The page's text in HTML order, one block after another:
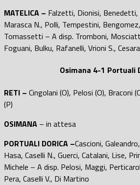
MATELICA – Falzetti, Dionisi, Benedetti,
Marasca N., Polli, Tempestini,
Tomassetti – A disp. Tromboni,
Foguani, Bulku, Rafanelli, Vrioni S.,
Osimana 4-1 Portuali
RETI – Cingolani (O), Pelosi (O), Braconi
(P)
OSIMANA – in attesa
PORTUALI DORICA –Cascioni,
Hasa, Caselli N., Guerci, Catalani, Lise,
Michele – A disp. Pelosi, Maggi,
Pera, Caselli V., Di Martino